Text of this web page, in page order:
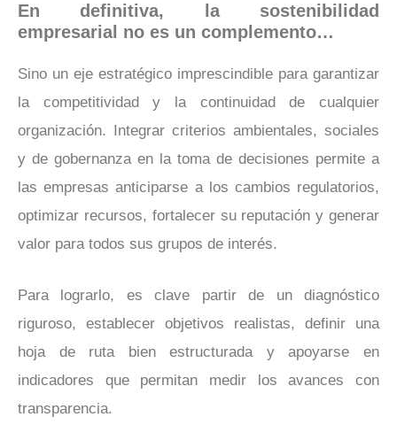
En definitiva, la sostenibilidad
empresarial no es un complemento…
Sino un eje estratégico imprescindible para garantizar
la competitividad y la continuidad de cualquier
organización. Integrar criterios ambientales, sociales
y de gobernanza en la toma de decisiones permite a
las empresas anticiparse a los cambios regulatorios,
optimizar recursos, fortalecer su reputación y generar
valor para todos sus grupos de interés.
Para lograrlo, es clave partir de un diagnóstico
riguroso, establecer objetivos realistas, definir una
hoja de ruta bien estructurada y apoyarse en
indicadores que permitan medir los avances con
transparencia.